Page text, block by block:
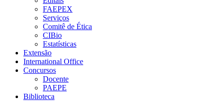
FAEPEX
Serviços
Comitê de Ética
CIBio
Estatísticas
Extensão
International Office
Concursos
Docente
PAEPE
Biblioteca